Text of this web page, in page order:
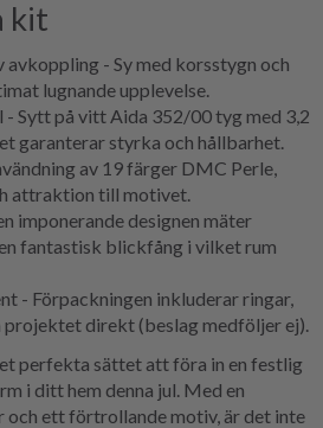
kit
- Sy med korsstygn och
lugnande upplevelse.
Sytt på vitt Aida 352/00 tyg med 3,2
garanterar styrka och hållbarhet.
av 19 färger DMC Perle,
attraktion till motivet.
imponerande designen mäter
fantastisk blickfång i vilket rum
- Förpackningen inkluderar ringar,
projektet direkt (beslag medföljer ej).
perfekta sättet att föra in en festlig
i ditt hem denna jul. Med en
och ett förtrollande motiv, är det inte